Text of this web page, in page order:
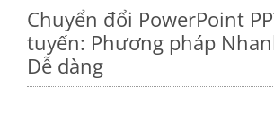
Chuyển đổi PowerPoint
tuyến: Phương pháp
Dễ dàng